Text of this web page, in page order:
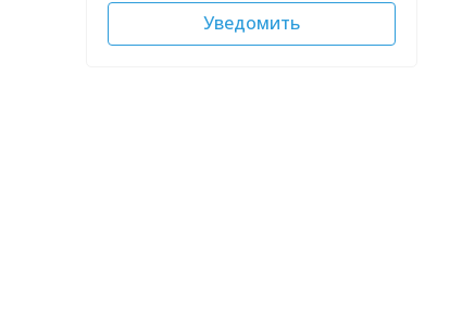
Уведомить